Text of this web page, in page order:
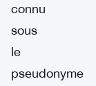
connu
sous
le
pseudonyme